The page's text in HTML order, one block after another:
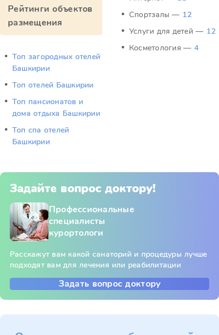
Рейтинги объектов
размещения
Топ загородных отелей
Башкирии
Топ отелей Башкирии
Топ пансионатов и
дома отдыха Башкирии
Топ спа отелей
Башкирии
Спортзалы — 12
Услуги для детей — 12
Косметология — 4
Задайте вопрос доктору!
Профессиональные
специалисты
курортологи
Расскажут вам какой санаторий и процедуры лучше
подходят вам для лечения или реабилитации
Задать вопрос доктору